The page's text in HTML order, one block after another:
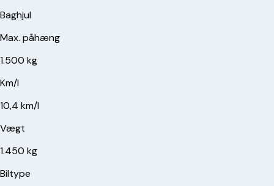
Baghjul
Max. påhæng
1.500 kg
Km/l
10,4 km/l
Vægt
1.450 kg
Biltype